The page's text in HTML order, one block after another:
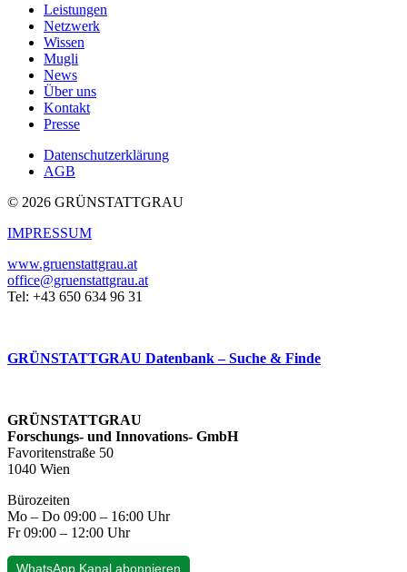
Leistungen
Netzwerk
Wissen
Mugli
News
Über uns
Kontakt
Presse
Datenschutzerklärung
AGB
© 2026 GRÜNSTATTGRAU
IMPRESSUM
www.gruenstattgrau.at
office@gruenstattgrau.at
Tel: +43 650 634 96 31
GRÜNSTATTGRAU Datenbank – Suche & Finde
GRÜNSTATTGRAU
Forschungs- und Innovations- GmbH
Favoritenstraße 50
1040 Wien
Bürozeiten
Mo – Do 09:00 – 16:00 Uhr
Fr 09:00 – 12:00 Uhr
WhatsApp Kanal abonnieren